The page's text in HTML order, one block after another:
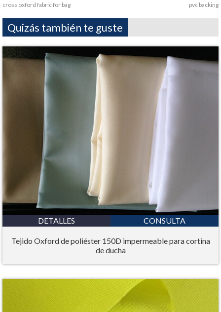
cross oxford fabric for bag
pvc backing
Quizás también te guste
DETALLES CONSULTA
Tejido Oxford de poliéster 150D impermeable para cortina
de ducha